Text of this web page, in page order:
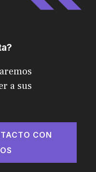
a sus
CON